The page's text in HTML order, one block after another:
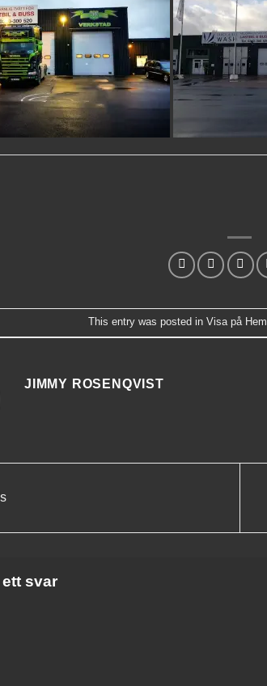
This entry was posted inVisa på Hem
JIMMY ROSENQVIST
svar